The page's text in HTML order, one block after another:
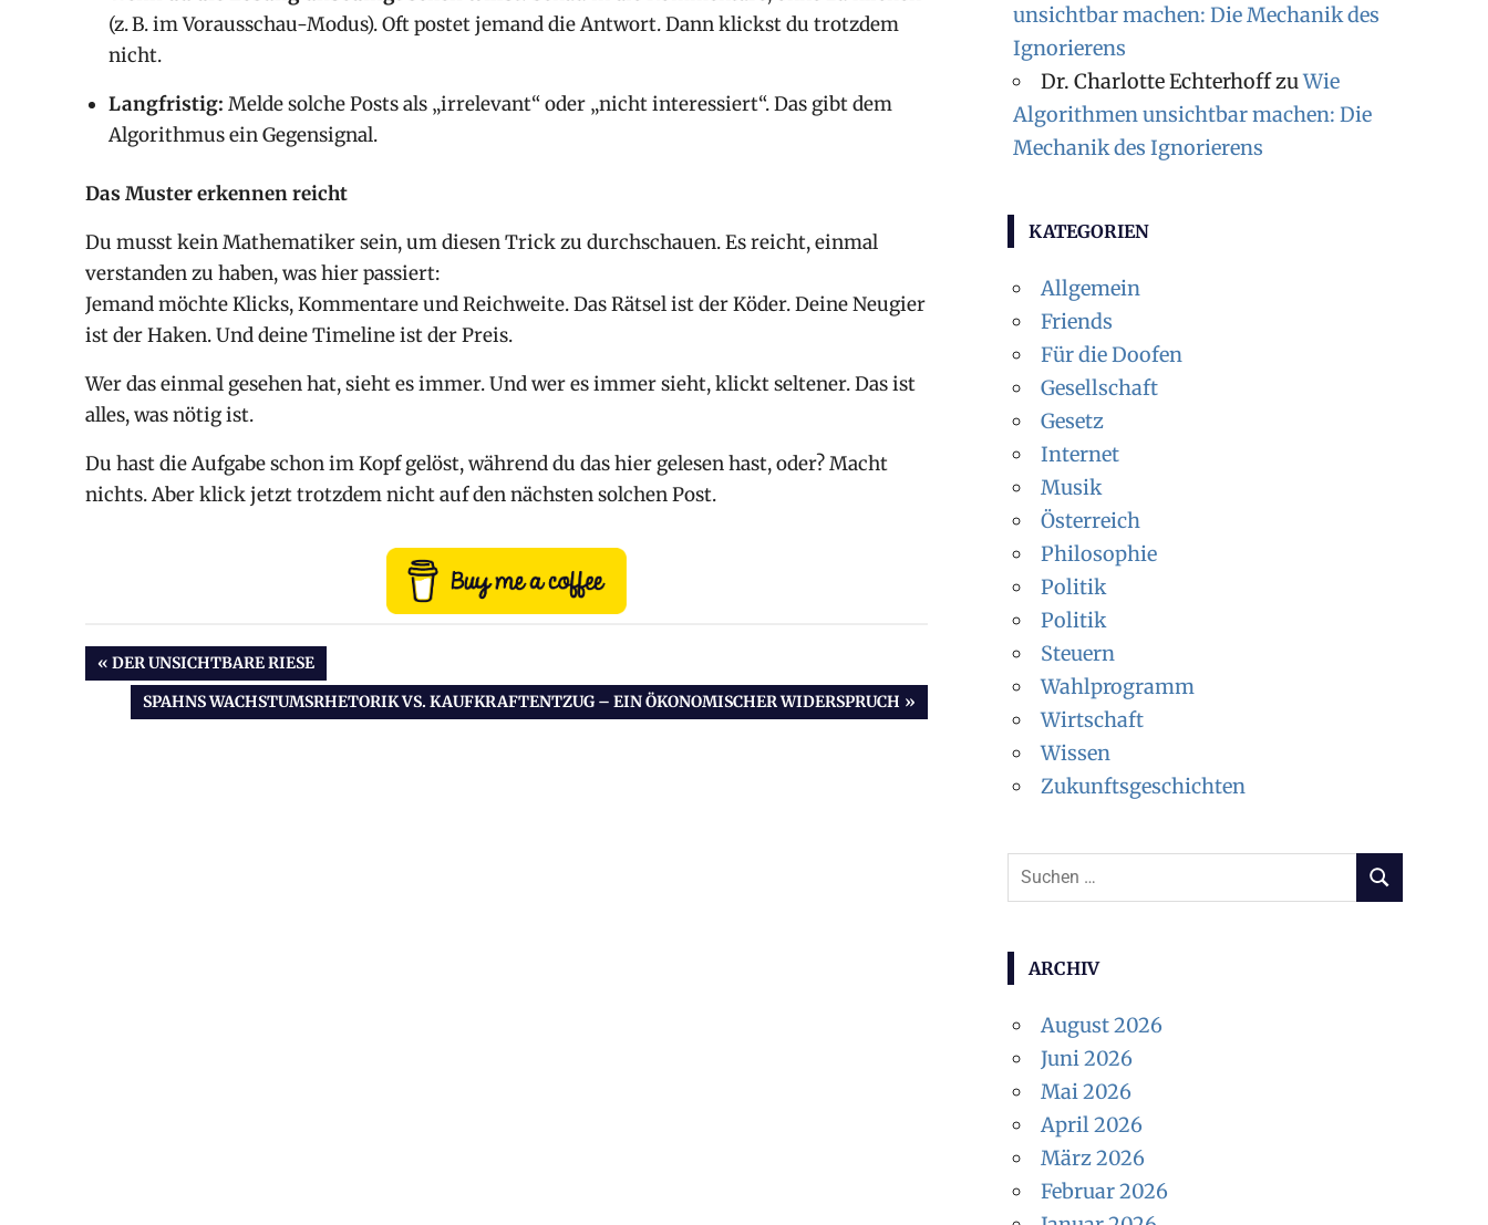
(z. B. im Vorausschau-Modus). Oft postet jemand die Antwort. Dann klickst du trotzdem
nicht.
Langfristig: Melde solche Posts als „irrelevant“ oder „nicht interessiert“. Das gibt dem
Algorithmus ein Gegensignal.
Das Muster erkennen reicht
Du musst kein Mathematiker sein, um diesen Trick zu durchschauen. Es reicht, einmal
verstanden zu haben, was hier passiert:
Jemand möchte Klicks, Kommentare und Reichweite. Das Rätsel ist der Köder. Deine Neugier
ist der Haken. Und deine Timeline ist der Preis.
Wer das einmal gesehen hat, sieht es immer. Und wer es immer sieht, klickt seltener. Das ist
alles, was nötig ist.
Du hast die Aufgabe schon im Kopf gelöst, während du das hier gelesen hast, oder? Macht
nichts. Aber klick jetzt trotzdem nicht auf den nächsten solchen Post.
Beitragsnavigation
VORHERIGER
BEITRAG:
DER UNSICHTBARE RIESE
NÄCHSTER
BEITRAG:
SPAHNS WACHSTUMSRHETORIK VS. KAUFKRAFTENTZUG – EIN ÖKONOMISCHER WIDERSPRUCH
unsichtbar machen: Die Mechanik des
Ignorierens
Dr. Charlotte EchterhoffzuWie
Algorithmen unsichtbar machen: Die
Mechanik des Ignorierens
KATEGORIEN
Allgemein
Friends
Für die Doofen
Gesellschaft
Gesetz
Internet
Musik
Österreich
Philosophie
Politik
Politik
Steuern
Wahlprogramm
Wirtschaft
Wissen
Zukunftsgeschichten
Suchen
nach:
SUCHEN
ARCHIV
August 2026
Juni 2026
Mai 2026
April 2026
März 2026
Februar 2026